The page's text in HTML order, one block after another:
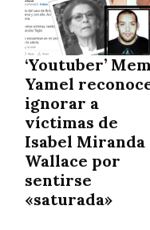
‘Youtuber’
Yamel
ignorar a
víctimas de
Isabel Miranda
Wallace por
sentirse
«saturada»